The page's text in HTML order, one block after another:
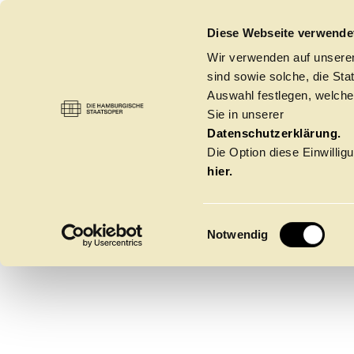
Diese Webseite
Wir verwenden auf
sind sowie solche, die
Auswahl festlegen,
Sie in unserer
Datenschutzerklärung.
Die Option diese
hier.
i
Notwendig
DIE HAMBURGISCHE STAATSOPER